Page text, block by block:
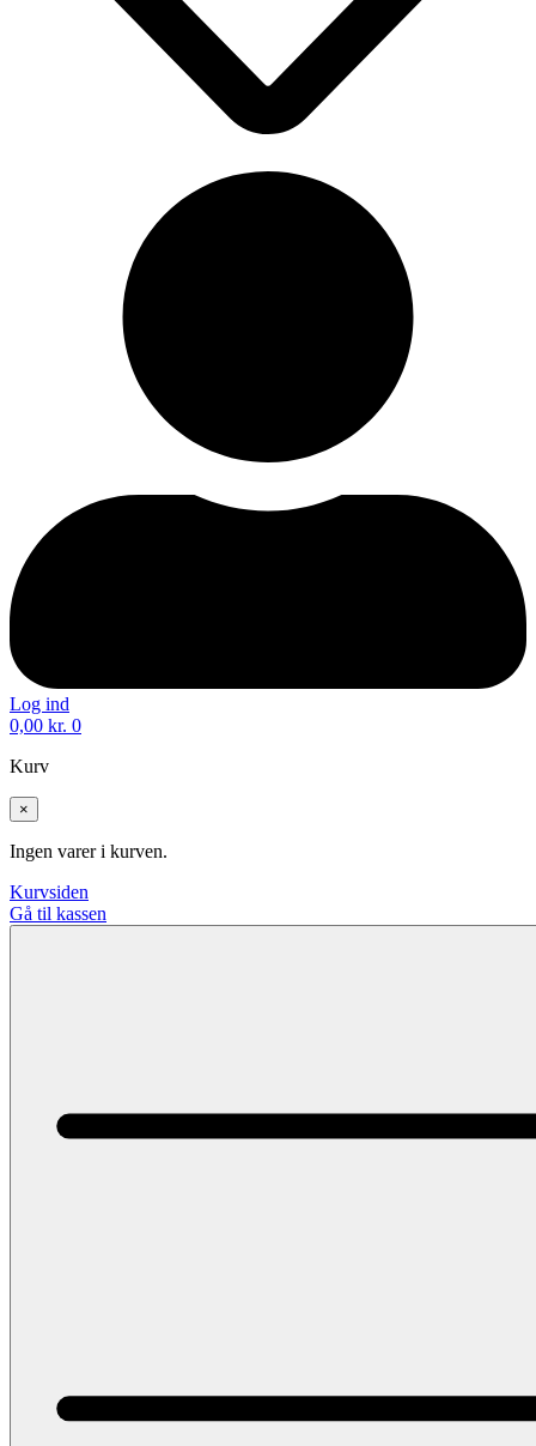
Log ind
0,00 kr. 0
Kurv
×
Ingen varer i kurven.
Kurvsiden
Gå til kassen